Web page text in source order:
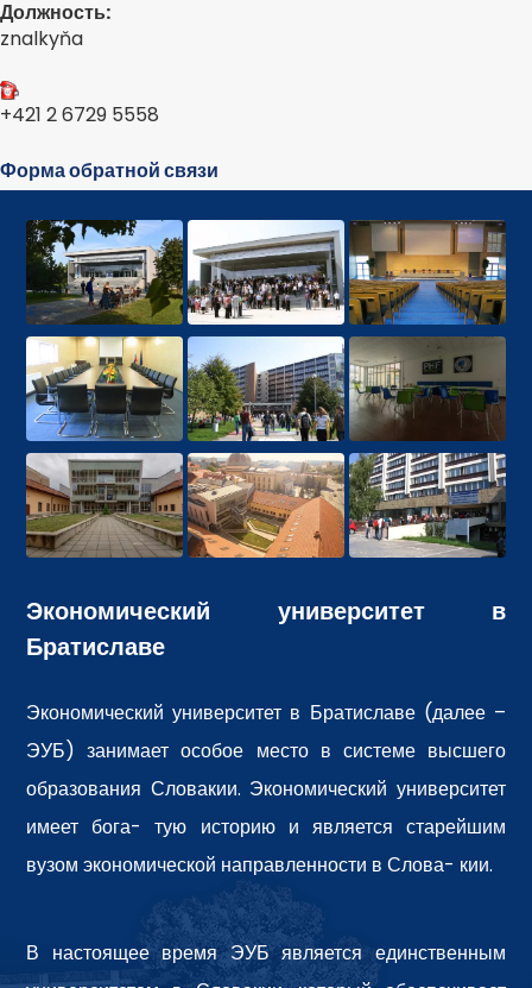
Должность:
znalkyňa
+421 2 6729 5558
Форма обратной связи
Экономический университет в
Братиславе
Экономический университет в Братиславе (далее –
ЭУБ) занимает особое место в системе высшего
образования Словакии. Экономический университет
имеет бога- тую историю и является старейшим
вузом экономической направленности в Слова- кии.
В настоящее время ЭУБ является единственным